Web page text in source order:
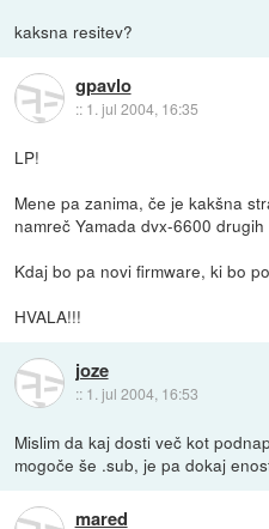
kaksna resitev?
gpavlo
:: 1. jul 2004, 16:35
LP!
Mene pa zanima, če je kakšna
namreč Yamada dvx-6600
Kdaj bo pa novi firmware, ki bo
HVALA!!!
joze
:: 1. jul 2004, 16:53
Mislim da kaj dosti več kot
mogoče še .sub, je pa dokaj
mared